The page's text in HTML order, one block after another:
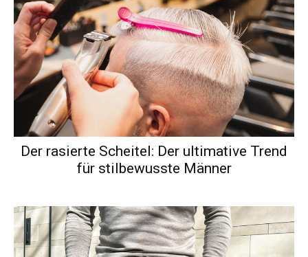
Der rasierte Scheitel: Der ultimative Trend
für stilbewusste Männer